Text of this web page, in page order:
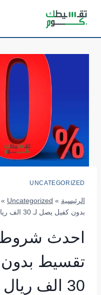
UNCATEGORIZED
الرئيسية »
Uncategorized
»
بدون كفيل يصل لـ 30 الف ريال وموافقة فورية
احدث
تقسيط
30 الف ريال وموافقة فورية